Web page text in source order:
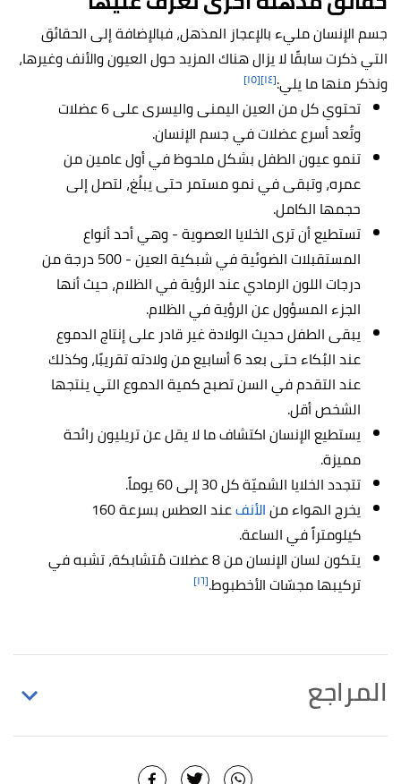
جسم الإنسان مليء بالإعجاز المذهل، فبالإضافة إلى الحقائق
التي ذكرت سابقًا لا يزال هناك المزيد حول العيون والأنف وغيرها،
ونذكر منها ما يلي:[١٤] [١٥]
تحتوي كل من العين اليمنى واليسرى على 6 عضلات
وتُعد أسرع عضلات في جسم الإنسان.
تنمو عيون الطفل بشكل ملحوظ في أول عامين من
عمره، وتبقى في نمو مستمر حتى يبلُغ، لتصل إلى
حجمها الكامل.
تستطيع أن ترى الخلايا العصوية - وهي أحد أنواع
المستقبلات الضوئية في شبكية العين - 500 درجة من
درجات اللون الرمادي عند الرؤية في الظلام، حيث أنها
الجزء المسؤول عن الرؤية في الظلام.
يبقى الطفل حديث الولادة غير قادر على إنتاج الدموع
عند البُكاء حتى بعد 6 أسابيع من ولادته تقريبًا، وكذلك
عند التقدم في السن تصبح كمية الدموع التي ينتجها
الشخص أقل.
يستطيع الإنسان اكتشاف ما لا يقل عن تريليون رائحة
مميزة.
تتجدد الخلايا الشميّة كل 30 إلى 60 يوماً.
يخرج الهواء منالأنف
عند العطس بسرعة 160
كيلومتراً في الساعة.
يتكون لسان الإنسان من 8 عضلات مُتشابكة، تشبه في
تركيبها مجسّات الأخطبوط.[١٦]
المراجع
didyouknowscience , Retrieved 24/8/2021.